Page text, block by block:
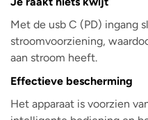
Met de usb C (PD) ingang
stroomvoorziening,
aan stroom heeft.
Effectieve bescherming
Het apparaat is voorzien